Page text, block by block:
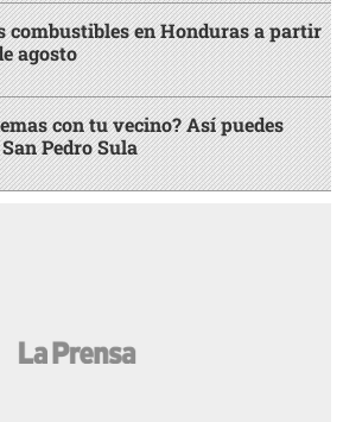
combustibles en Honduras a partir
agosto
con tu vecino? Así puedes
Pedro Sula